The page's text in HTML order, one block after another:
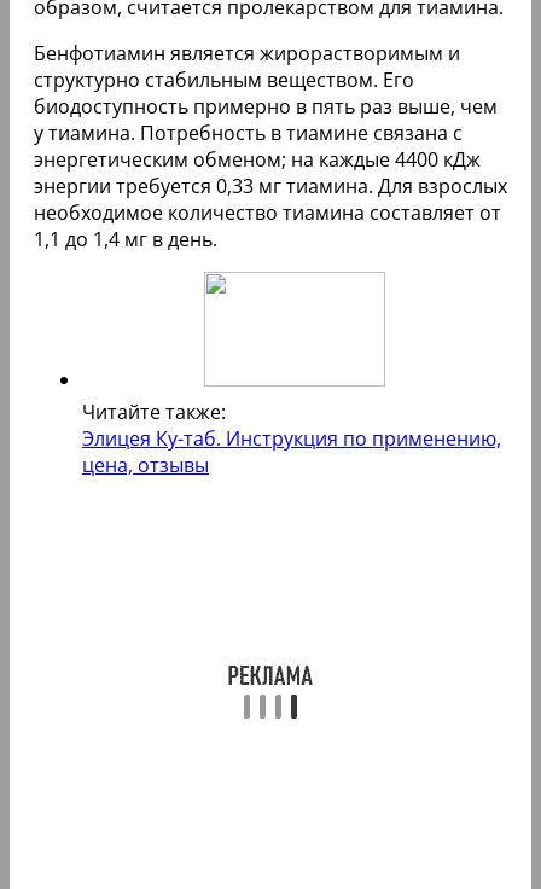
образом, считается пролекарством для тиамина.
Бенфотиамин является жирорастворимым и
структурно стабильным веществом. Его
биодоступность примерно в пять раз выше, чем
у тиамина. Потребность в тиамине связана с
энергетическим обменом; на каждые 4400 кДж
энергии требуется 0,33 мг тиамина. Для взрослых
необходимое количество тиамина составляет от
1,1 до 1,4 мг в день.
Читайте также:
Элицея Ку-таб. Инструкция по применению,
цена, отзывы